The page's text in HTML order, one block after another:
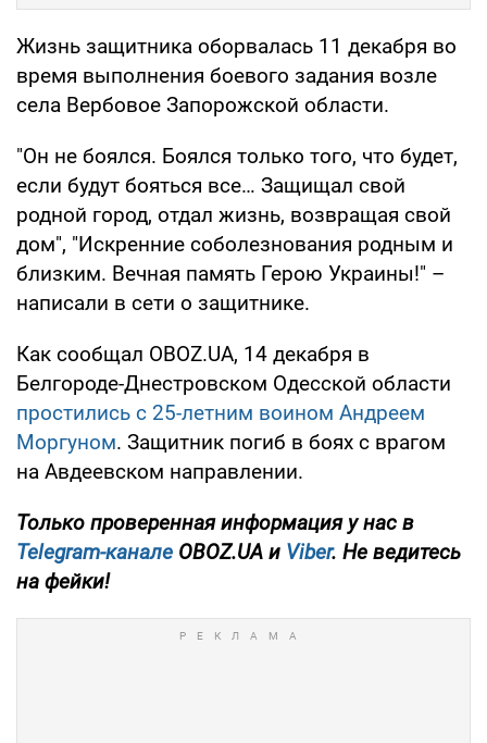
Жизнь защитника оборвалась 11 декабря во
время выполнения боевого задания возле
села Вербовое Запорожской области.
"Он не боялся. Боялся только того, что будет,
если будут бояться все… Защищал свой
родной город, отдал жизнь, возвращая свой
дом", "Искренние соболезнования родным и
близким. Вечная память Герою Украины!" –
написали в сети о защитнике.
Как сообщал OBOZ.UA, 14 декабря в
Белгороде-Днестровском Одесской области
простились с 25-летним воином Андреем
Моргуном. Защитник погиб в боях с врагом
на Авдеевском направлении.
Только проверенная информация у нас в
Telegram-канале OBOZ.UA и Viber. Не ведитесь
на фейки!